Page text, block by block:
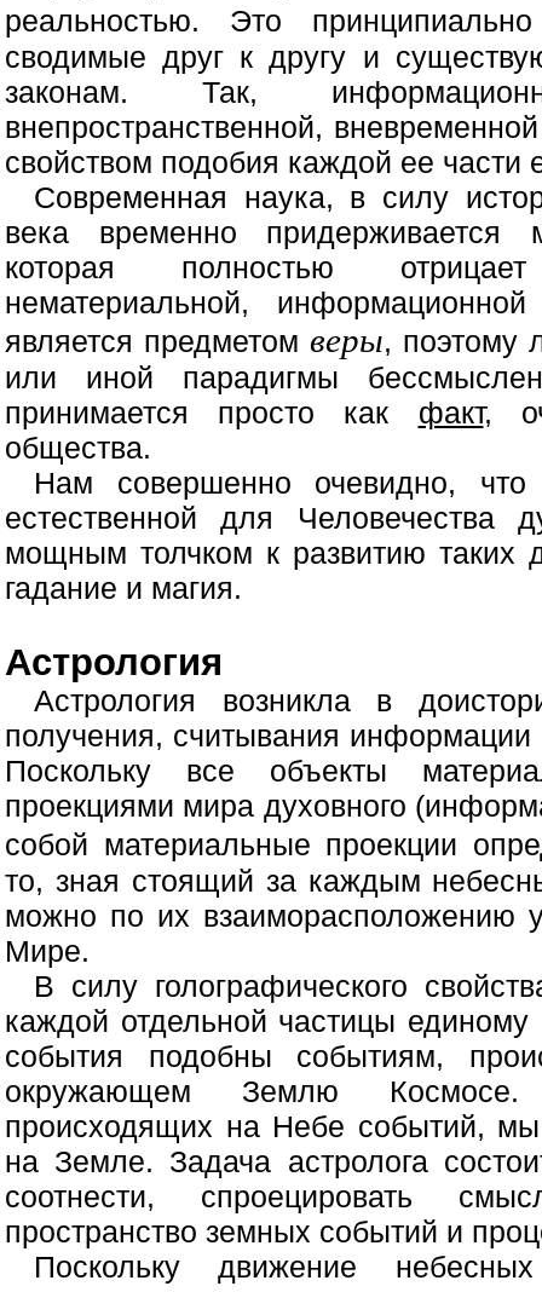
реальностью. Это
сводимые друг к другу и
законам. Так,
внепространственной,
свойством подобия каждой ее части
Современная наука, в силу
века временно придерживается
которая полностью
нематериальной,
является предметом веры, поэтому
или иной парадигмы
принимается просто как факт,
общества.
Нам совершенно очевидно,
естественной для Человечества
мощным толчком к развитию таких
гадание и магия.
Астрология
Астрология возникла в
получения, считывания
Поскольку все объекты
проекциями мира духовного
собой материальные проекции
то, зная стоящий за каждым
можно по их взаиморасположению
Мире.
В силу голографического
каждой отдельной частицы
события подобны событиям,
окружающем Землю
происходящих на Небе событий,
на Земле. Задача астролога
соотнести, спроецировать
пространство земных событий и
Поскольку движение